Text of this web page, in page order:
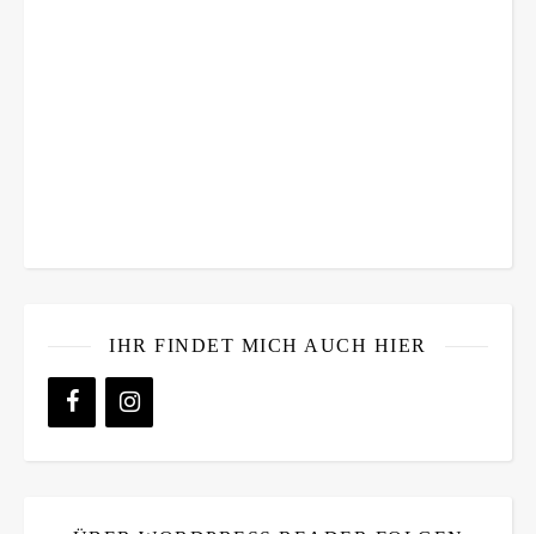
IHR FINDET MICH AUCH HIER